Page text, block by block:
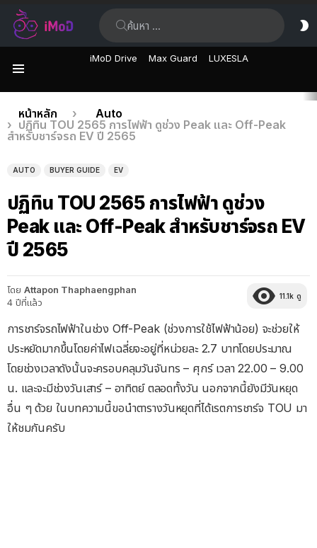
iMoD Drive Max Guard LUXESLA
เรื่อง
ล่าสุด
คุณอยู่ที่นี่:
หน้าหลัก
Auto
ปฏิทิน TOU 2565 การไฟฟ้า ดูช่วง Peak และ Off-Peak
สำหรับชาร์จรถ EV ปี 2565
AUTO BUYER GUIDE EV
ปฏิทิน TOU 2565 การไฟฟ้า ดูช่วง
Peak และ Off-Peak สำหรับชาร์จรถ EV
ปี 2565
โดย Attapon Thaphaengphan
4 ปีที่แล้ว
11.1k ดู
การชาร์จรถไฟฟ้าในช่วง Off-Peak (ช่วงการใช้ไฟฟ้าน้อย) จะช่วยให้
ประหยัดมากขึ้นโดยค่าไฟเฉลี่ยจะอยู่ที่หน่วยละ 2.7 บาทโดยประมาณ
โดยช่วงเวลาดังนั้นจะครอบคลุมวันจันทร – ศุกร์ เวลา 22.00 – 9.00
น. และจะมีช่วงวันเสาร์ – อาทิตย์ ตลอดทั้งวัน นอกจากนี้ยังมีวันหยุด
อื่น ๆ ด้วย ในบทความนี้ขอนำตารางวันหยุดที่ได้เรตการชาร์จ TOU มา
ให้ชมกันครับ